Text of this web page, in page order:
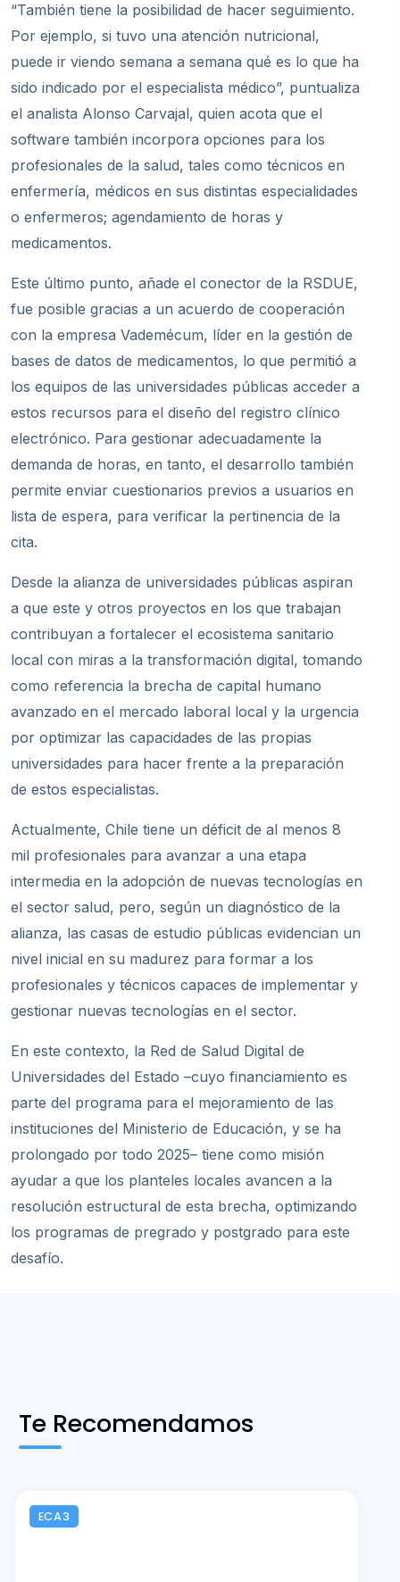
“También tiene la posibilidad de hacer seguimiento.
Por ejemplo, si tuvo una atención nutricional,
puede ir viendo semana a semana qué es lo que ha
sido indicado por el especialista médico”, puntualiza
el analista Alonso Carvajal, quien acota que el
software también incorpora opciones para los
profesionales de la salud, tales como técnicos en
enfermería, médicos en sus distintas especialidades
o enfermeros; agendamiento de horas y
medicamentos.
Este último punto, añade el conector de la RSDUE,
fue posible gracias a un acuerdo de cooperación
con la empresa Vademécum, líder en la gestión de
bases de datos de medicamentos, lo que permitió a
los equipos de las universidades públicas acceder a
estos recursos para el diseño del registro clínico
electrónico. Para gestionar adecuadamente la
demanda de horas, en tanto, el desarrollo también
permite enviar cuestionarios previos a usuarios en
lista de espera, para verificar la pertinencia de la
cita.
Desde la alianza de universidades públicas aspiran
a que este y otros proyectos en los que trabajan
contribuyan a fortalecer el ecosistema sanitario
local con miras a la transformación digital, tomando
como referencia la brecha de capital humano
avanzado en el mercado laboral local y la urgencia
por optimizar las capacidades de las propias
universidades para hacer frente a la preparación
de estos especialistas.
Actualmente, Chile tiene un déficit de al menos 8
mil profesionales para avanzar a una etapa
intermedia en la adopción de nuevas tecnologías en
el sector salud, pero, según un diagnóstico de la
alianza, las casas de estudio públicas evidencian un
nivel inicial en su madurez para formar a los
profesionales y técnicos capaces de implementar y
gestionar nuevas tecnologías en el sector.
En este contexto, la Red de Salud Digital de
Universidades del Estado –cuyo financiamiento es
parte del programa para el mejoramiento de las
instituciones del Ministerio de Educación, y se ha
prolongado por todo 2025– tiene como misión
ayudar a que los planteles locales avancen a la
resolución estructural de esta brecha, optimizando
los programas de pregrado y postgrado para este
desafío.
Te Recomendamos
ECA3